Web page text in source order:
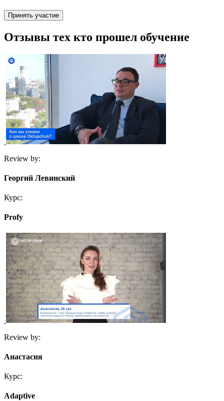
Принять участие
Отзывы тех кто прошел обучение
Review by:
Георгий Левинский
Курс:
Profy
Review by:
Анастасия
Курс:
Adaptive